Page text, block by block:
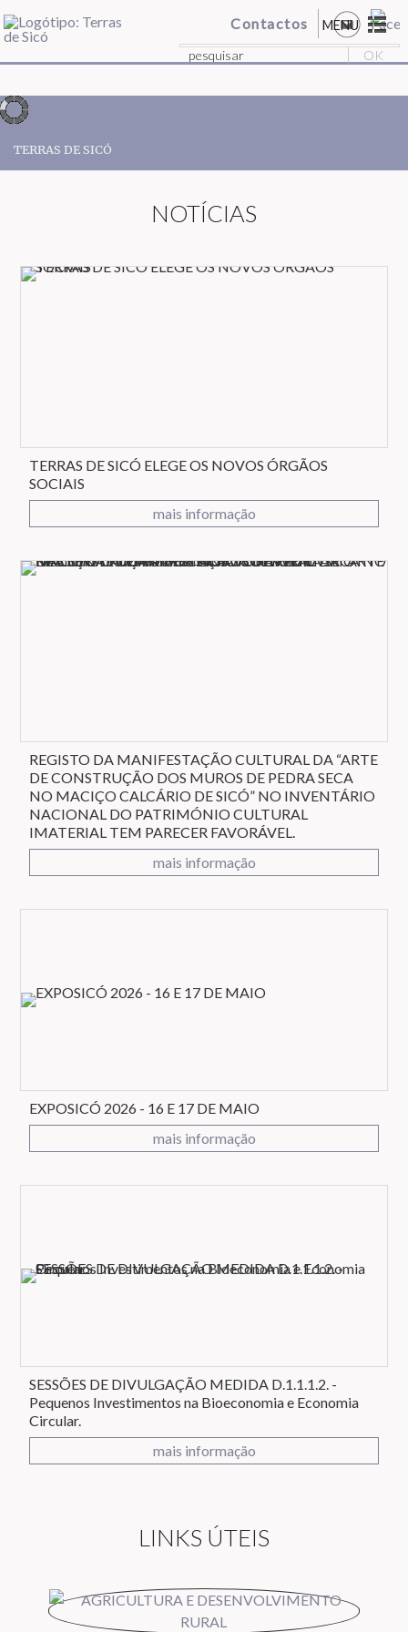
Contactos MENU
TERRAS DE SICÓ
NOTÍCIAS
TERRAS DE SICÓ ELEGE OS NOVOS ÓRGÃOS
SOCIAIS
mais informação
REGISTO DA MANIFESTAÇÃO CULTURAL DA “ARTE
DE CONSTRUÇÃO DOS MUROS DE PEDRA SECA
NO MACIÇO CALCÁRIO DE SICÓ” NO INVENTÁRIO
NACIONAL DO PATRIMÓNIO CULTURAL
IMATERIAL TEM PARECER FAVORÁVEL.
mais informação
EXPOSICÓ 2026 - 16 E 17 DE MAIO
mais informação
SESSÕES DE DIVULGAÇÃO MEDIDA D.1.1.1.2. -
Pequenos Investimentos na Bioeconomia e Economia
Circular.
mais informação
LINKS ÚTEIS